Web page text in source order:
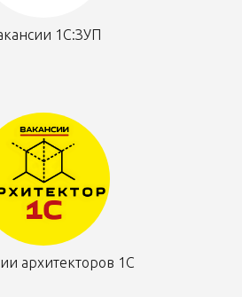
1С:ЗУП
архитекторов 1С